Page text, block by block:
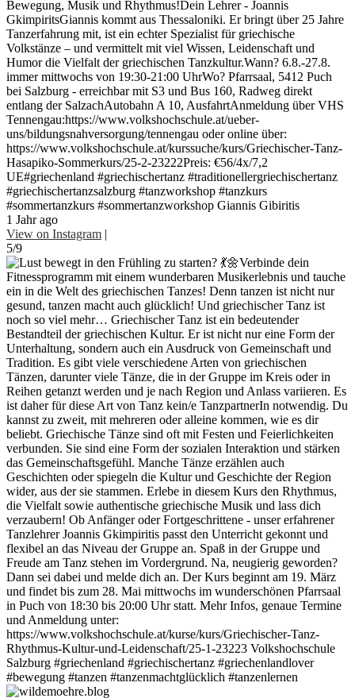
Bewegung, Musik und Rhythmus!Dein Lehrer - Joannis
GkimpiritsGiannis kommt aus Thessaloniki. Er bringt über 25 Jahre
Tanzerfahrung mit, ist ein echter Spezialist für griechische
Volkstänze – und vermittelt mit viel Wissen, Leidenschaft und
Humor die Vielfalt der griechischen Tanzkultur.Wann? 6.8.-27.8.
immer mittwochs von 19:30-21:00 UhrWo? Pfarrsaal, 5412 Puch
bei Salzburg - erreichbar mit S3 und Bus 160, Radweg direkt
entlang der SalzachAutobahn A 10, AusfahrtAnmeldung über VHS
Tennengau:https://www.volkshochschule.at/ueber-
uns/bildungsnahversorgung/tennengau oder online über:
https://www.volkshochschule.at/kurssuche/kurs/Griechischer-Tanz-
Hasapiko-Sommerkurs/25-2-23222Preis: €56/4x/7,2
UE#griechenland #griechischertanz #traditionellergriechischertanz
#griechischertanzsalzburg #tanzworkshop #tanzkurs
#sommertanzkurs #sommertanzworkshop Giannis Gibiritis
1 Jahr ago
View on Instagram |
5/9